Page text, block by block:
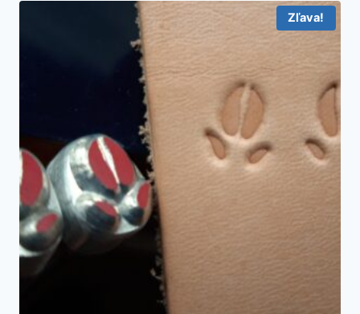
Zľava!